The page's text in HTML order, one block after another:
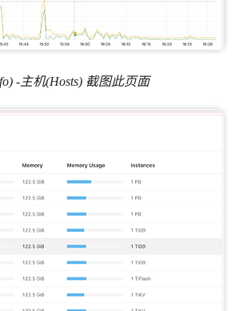
-主机(Hosts) 截图此页面